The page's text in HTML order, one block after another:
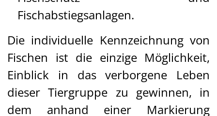
Fischabstiegsanlagen.
Die individuelle Kennzeichnung von
Fischen ist die einzige Möglichkeit,
Einblick in das verborgene Leben
dieser Tiergruppe zu gewinnen, in
dem anhand einer Markierung